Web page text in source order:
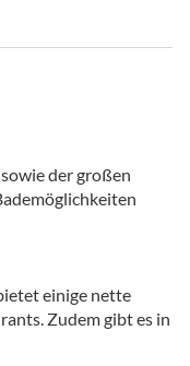
der großen
einige nette
Zudem gibt es in